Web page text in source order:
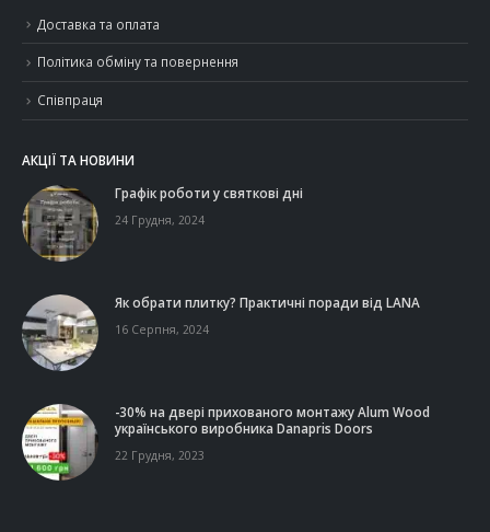
Доставка та оплата
Політика обміну та повернення
Співпраця
АКЦІЇ ТА НОВИНИ
Графік роботи у святкові дні
24 Грудня, 2024
Як обрати плитку? Практичні поради від LANA
16 Серпня, 2024
-30% на двері прихованого монтажу Alum Wood
українського виробника Danapris Doors
22 Грудня, 2023